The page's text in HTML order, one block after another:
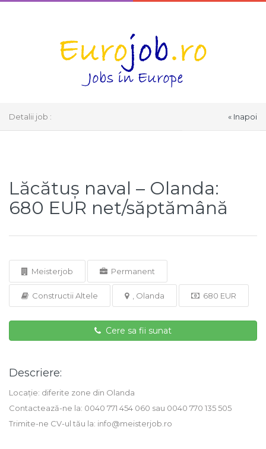
Detalii job : « Inapoi
Lăcătuș naval – Olanda:
680 EUR net/săptămână
Meisterjob Permanent
Constructii Altele , Olanda 680 EUR
Cere sa fii sunat
Descriere:
Locație: diferite zone din Olanda
Contactează-ne la: 0040 771 454 060 sau 0040 770 135 505
Trimite-ne CV-ul tău la: info@meisterjob.ro